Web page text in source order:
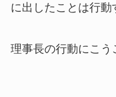
に出したことは行動
理事長の行動にこう